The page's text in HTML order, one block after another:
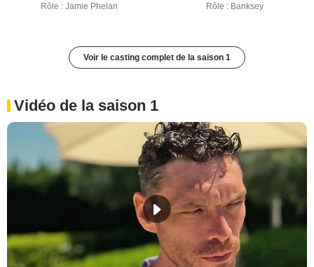
Rôle : Jamie Phelan Rôle : Banksey
Voir le casting complet de la saison 1
Vidéo de la saison 1